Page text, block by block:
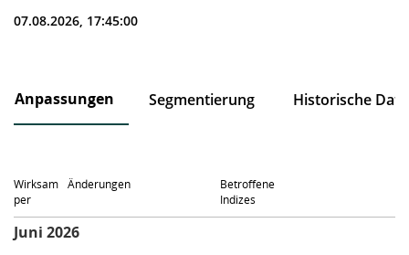
07.08.2026, 17:45:00
Anpassungen Segmentierung Historische
Wirksam
per
Änderungen
Betroffene
Indizes
Juni 2026